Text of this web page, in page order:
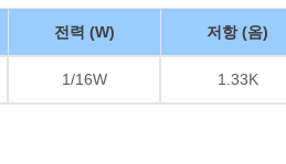
전력 (W) 저항 (옴)
1/16W 1.33K